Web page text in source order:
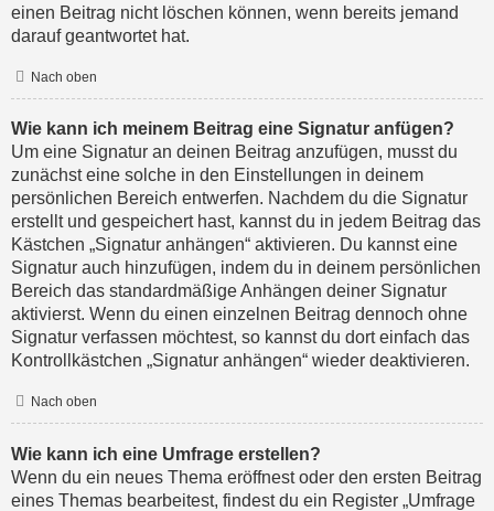
einen Beitrag nicht löschen können, wenn bereits jemand
darauf geantwortet hat.
Nach oben
Wie kann ich meinem Beitrag eine Signatur anfügen?
Um eine Signatur an deinen Beitrag anzufügen, musst du
zunächst eine solche in den Einstellungen in deinem
persönlichen Bereich entwerfen. Nachdem du die Signatur
erstellt und gespeichert hast, kannst du in jedem Beitrag das
Kästchen „Signatur anhängen“ aktivieren. Du kannst eine
Signatur auch hinzufügen, indem du in deinem persönlichen
Bereich das standardmäßige Anhängen deiner Signatur
aktivierst. Wenn du einen einzelnen Beitrag dennoch ohne
Signatur verfassen möchtest, so kannst du dort einfach das
Kontrollkästchen „Signatur anhängen“ wieder deaktivieren.
Nach oben
Wie kann ich eine Umfrage erstellen?
Wenn du ein neues Thema eröffnest oder den ersten Beitrag
eines Themas bearbeitest, findest du ein Register „Umfrage